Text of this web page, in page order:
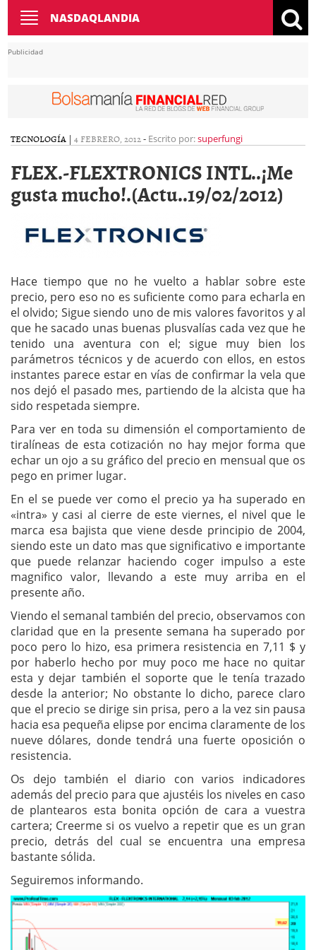
Toggle
navigation
NASDAQLANDIA
Publicidad
TECNOLOGÍA | 4 FEBRERO, 2012- Escrito por:superfungi
FLEX.-FLEXTRONICS INTL..¡Me
gusta mucho!.(Actu..19/02/2012)
Hace tiempo que no he vuelto a hablar sobre este
precio, pero eso no es suficiente como para echarla en
el olvido; Sigue siendo uno de mis valores favoritos y al
que he sacado unas buenas plusvalías cada vez que he
tenido una aventura con el; sigue muy bien los
parámetros técnicos y de acuerdo con ellos, en estos
instantes parece estar en vías de confirmar la vela que
nos dejó el pasado mes, partiendo de la alcista que ha
sido respetada siempre.
Para ver en toda su dimensión el comportamiento de
tiralíneas de esta cotización no hay mejor forma que
echar un ojo a su gráfico del precio en mensual que os
pego en primer lugar.
En el se puede ver como el precio ya ha superado en
«intra» y casi al cierre de este viernes, el nivel que le
marca esa bajista que viene desde principio de 2004,
siendo este un dato mas que significativo e importante
que puede relanzar haciendo coger impulso a este
magnifico valor, llevando a este muy arriba en el
presente año.
Viendo el semanal también del precio, observamos con
claridad que en la presente semana ha superado por
poco pero lo hizo, esa primera resistencia en 7,11 $ y
por haberlo hecho por muy poco me hace no quitar
esta y dejar también el soporte que le tenía trazado
desde la anterior; No obstante lo dicho, parece claro
que el precio se dirige sin prisa, pero a la vez sin pausa
hacia esa pequeña elipse por encima claramente de los
nueve dólares, donde tendrá una fuerte oposición o
resistencia.
Os dejo también el diario con varios indicadores
además del precio para que ajustéis los niveles en caso
de plantearos esta bonita opción de cara a vuestra
cartera; Creerme si os vuelvo a repetir que es un gran
precio, detrás del cual se encuentra una empresa
bastante sólida.
Seguiremos informando.